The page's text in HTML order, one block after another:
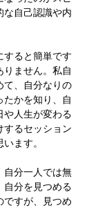
な自己認識や内
すると簡単です
ません。私自
て、自分なりの
かを知り、自
や人生が変わる
するセッション
ます。
自分一人では無
自分を見つめる
ですが、見つめ